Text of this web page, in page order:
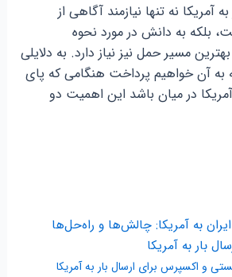
آمریکا نه تنها نیازمند آگاهی از
بلکه به دانش در مورد نحوه
مسیر حمل نیز نیاز دارد. به دلایلی
به آن خواهیم پرداخت هنگامی که پای
آمریکا در میان باشد این اهمیت دو
ایران به آمریکا: چالش‌ها و راه‌حل‌ها
بار به آمریکا
و اکسپرس برای ارسال بار به آمریکا